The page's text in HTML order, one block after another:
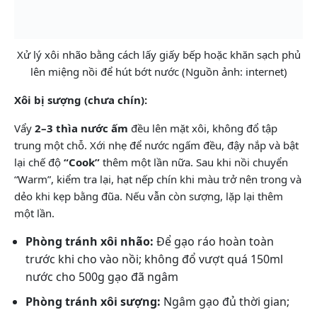
Xử lý xôi nhão bằng cách lấy giấy bếp hoặc khăn sạch phủ
lên miệng nồi để hút bớt nước (Nguồn ảnh: internet)
Xôi bị sượng (chưa chín):
Vẩy 2–3 thìa nước ấm đều lên mặt xôi, không đổ tập
trung một chỗ. Xới nhẹ để nước ngấm đều, đậy nắp và bật
lại chế độ “Cook” thêm một lần nữa. Sau khi nồi chuyển
“Warm”, kiểm tra lại, hạt nếp chín khi màu trở nên trong và
dẻo khi kẹp bằng đũa. Nếu vẫn còn sượng, lặp lại thêm
một lần.
Phòng tránh xôi nhão: Để gạo ráo hoàn toàn
trước khi cho vào nồi; không đổ vượt quá 150ml
nước cho 500g gạo đã ngâm
Phòng tránh xôi sượng: Ngâm gạo đủ thời gian;